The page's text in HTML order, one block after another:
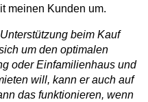
meinen Kunden um.
beim Kauf
um den optimalen
oder Einfamilienhaus und
will, kann er auch auf
das funktionieren, wenn